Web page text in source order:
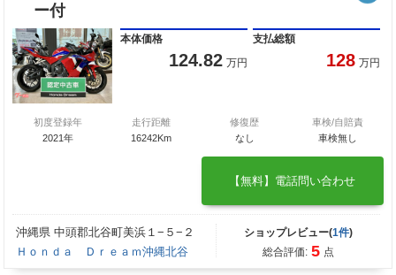
ー付
本体価格
124.82 万円
支払総額
128 万円
初度登録年
2021年
走行距離
16242Km
修復歴
なし
車検/自賠責
車検無し
【無料】電話問い合わせ
沖縄県 中頭郡北谷町美浜１−５−２
Ｈｏｎｄａ Ｄｒｅａｍ沖縄北谷
ショップレビュー(1件)
総合評価: 5 点